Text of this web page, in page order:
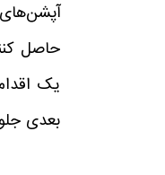
حاصل
یک
بعدی